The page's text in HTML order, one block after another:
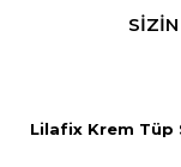
Lilafix Krem Tüp